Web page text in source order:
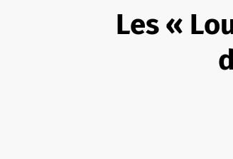
Les «